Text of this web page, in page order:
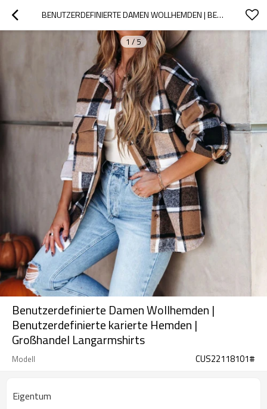
BENUTZERDEFINIERTE DAMEN WOLLHEMDEN | BENUTZERDEFINIERTE KARIERTE HEMDEN | GROSSHANDEL LANGARMSHIRTS
1 / 5
Benutzerdefinierte Damen Wollhemden |
Benutzerdefinierte karierte Hemden |
Großhandel Langarmshirts
Modell CUS22118101#
Eigentum